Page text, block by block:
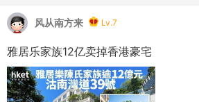
风从南方来 Lv.7
雅居乐家族12亿卖掉香港豪宅